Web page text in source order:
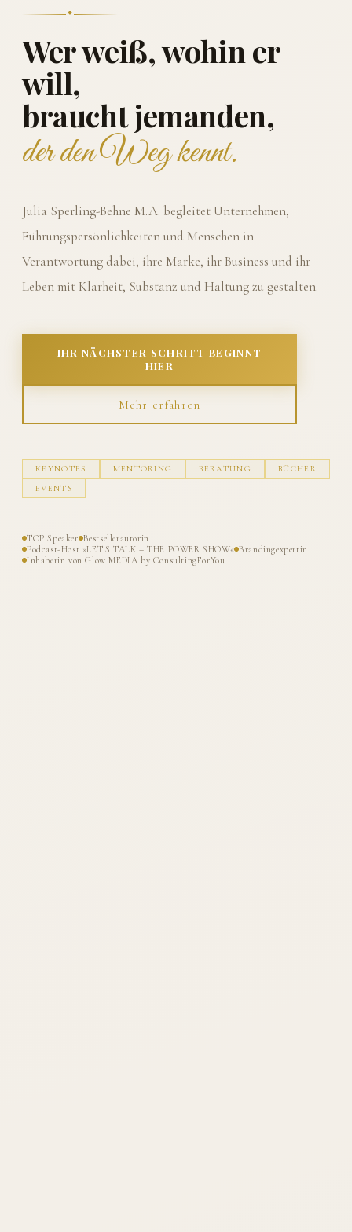
Wer weiß, wohin er
will,
braucht jemanden,
der den Weg kennt.
Julia Sperling-Behne M.A. begleitet Unternehmen,
Führungspersönlichkeiten und Menschen in
Verantwortung dabei, ihre Marke, ihr Business und ihr
Leben mit Klarheit, Substanz und Haltung zu gestalten.
IHR NÄCHSTER SCHRITT BEGINNT
HIER
Mehr erfahren
KEYNOTES MENTORING BERATUNG
BÜCHER
EVENTS
TOP Speaker Bestsellerautorin
Podcast-Host »LET'S TALK – THE POWER SHOW« Brandingexpertin
Inhaberin von Glow MEDIA by ConsultingForYou